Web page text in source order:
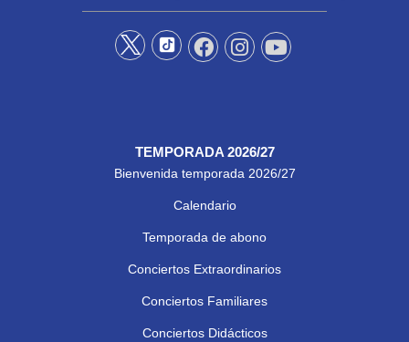
TEMPORADA 2026/27
Bienvenida temporada 2026/27
Calendario
Temporada de abono
Conciertos Extraordinarios
Conciertos Familiares
Conciertos Didácticos